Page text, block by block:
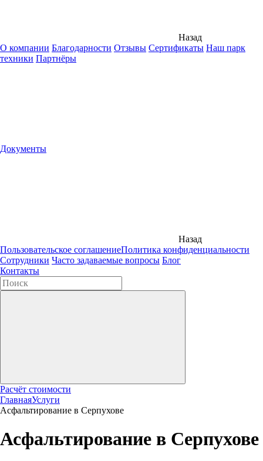
Назад
О компании Благодарности Отзывы Сертификаты Наш парк
техники Партнёры
Документы
Назад
Пользовательское соглашениеПолитика конфиденциальности
Сотрудники Часто задаваемые вопросы Блог
Контакты
Расчёт стоимости
ГлавнаяУслуги
Асфальтирование в Серпухове
Асфальтирование в Серпухове